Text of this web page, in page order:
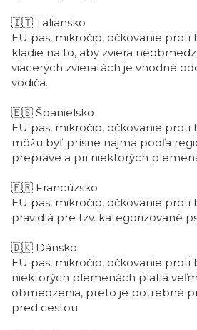
🇮🇹Taliansko
EU pas, mikročip, očkovanie proti
kladie na to, aby zviera
viacerých zvieratách je vhodné
vodiča.
🇪🇸Španielsko
EU pas, mikročip, očkovanie proti
môžu byť prísne najmä podľa
preprave a pri niektorých
🇫🇷Francúzsko
EU pas, mikročip, očkovanie proti
pravidlá pre tzv. kategorizované
🇩🇰Dánsko
EU pas, mikročip, očkovanie proti
niektorých plemenách platia
obmedzenia, preto je potrebné
pred cestou.